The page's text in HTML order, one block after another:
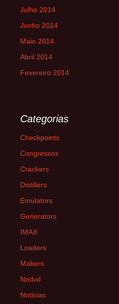
Julho 2014
Junho 2014
Maio 2014
Abril 2014
Fevereiro 2014
Categorias
Checkpoints
Congressos
Crackers
Distillers
Emulators
Generators
IMAX
Loaders
Makers
Nodvd
Notícias